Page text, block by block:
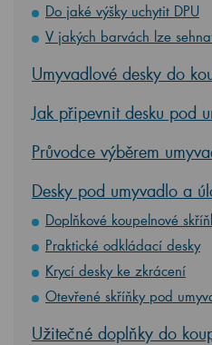
Do jaké výšky uchytit DPU
V jakých barvách lze
Umyvadlové desky do
Jak připevnit desku pod
Průvodce výběrem
Desky pod umyvadlo a
Doplňkové koupelnové
Praktické odkládací desky
Krycí desky ke zkrácení
Otevřené skříňky pod
Užitečné doplňky do